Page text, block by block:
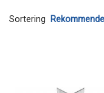
Sortering